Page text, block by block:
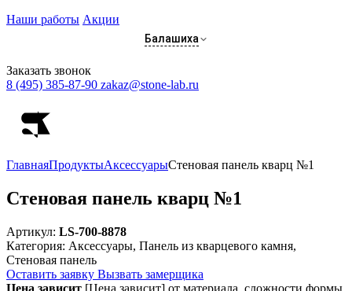
Наши работы Акции
Балашиха
Заказать звонок
8 (495) 385-87-90 zakaz@stone-lab.ru
ГлавнаяПродуктыАксессуарыСтеновая панель кварц №1
Стеновая панель кварц №1
Артикул: LS-700-8878
Категория: Аксессуары, Панель из кварцевого камня,
Стеновая панель
Оставить заявку Вызвать замерщика
Цена зависит [Цена зависит] от материала, сложности формы